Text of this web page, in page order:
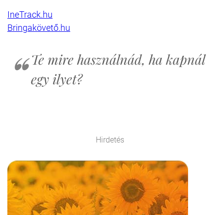
IneTrack.hu
Bringakövető.hu
Te mire használnád, ha kapnál
egy ilyet?
Hirdetés